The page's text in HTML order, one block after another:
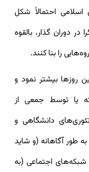
اسلامی احتمالاً شکل
در دوران گذار، بالقوه
را بنا کنند.
روزها بیشتر نمود و
یا توسط جمعی از
دانشگاهی و
طور آگاهانه (و شاید
اجتماعی (به